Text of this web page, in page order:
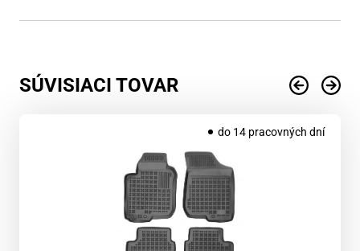
SÚVISIACI TOVAR
do 14 pracovných dní